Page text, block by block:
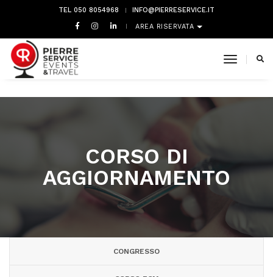
TEL 050 8054968 INFO@PIERRESERVICE.IT
AREA RISERVATA
toggle
CORSO DI
AGGIORNAMENTO
CONGRESSO